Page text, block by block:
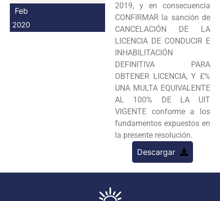
Feb
2020
2019, y en consecuencia
CONFIRMAR la sanción de
CANCELACIÓN DE LA
LICENCIA DE CONDUCIR E
INHABILITACIÓN
DEFINITIVA PARA
OBTENER LICENCIA, Y £%
UNA MULTA EQUIVALENTE
AL 100% DE LA UIT
VIGENTE conforme a los
fundamentos expuestos en
la presente resolución.
Descargar